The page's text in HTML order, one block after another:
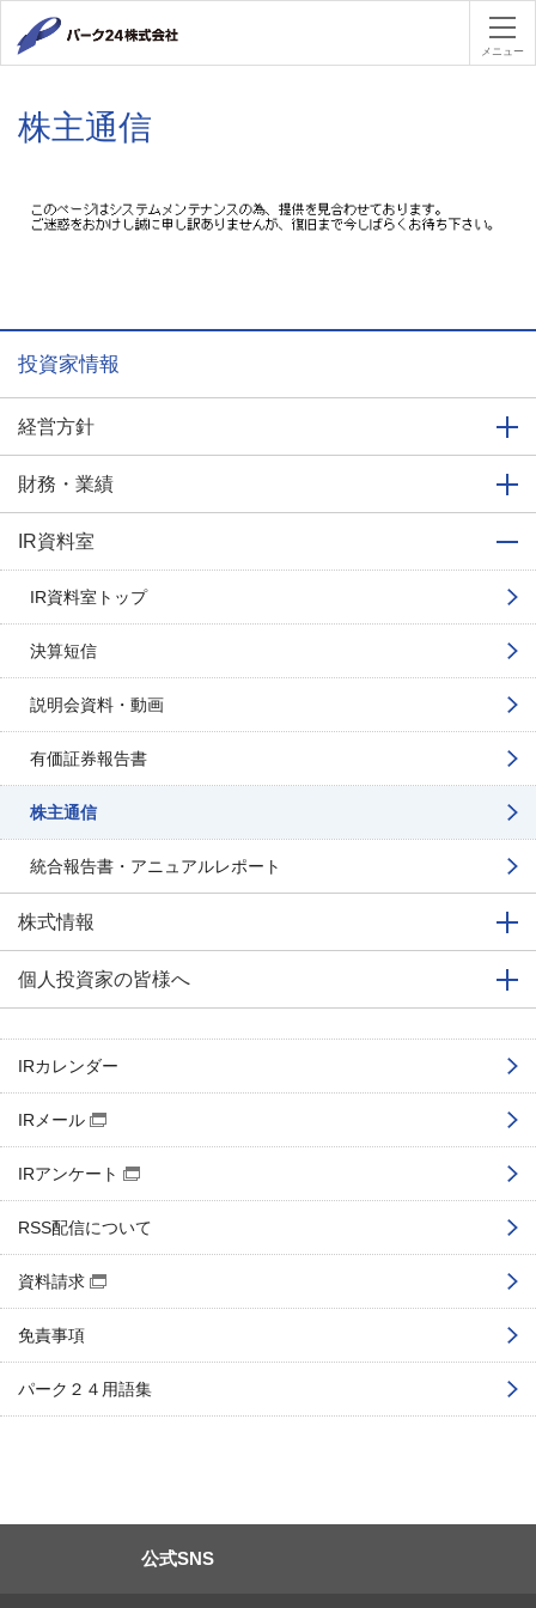
パーク２
メニュー
株主通信
投資家情報
経営方針
財務・業績
IR資料室
IR資料室トップ
決算短信
説明会資料・動画
有価証券報告書
株主通信
統合報告書・アニュアルレポート
株式情報
個人投資家の皆様へ
IRカレンダー
IRメール
IRアンケート
RSS配信について
資料請求
免責事項
パーク２４用語集
公式SNS